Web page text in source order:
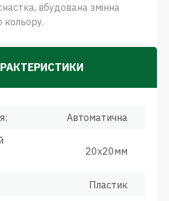
вбудована змінна
кольору.
Автоматична
20х20мм
Пластик